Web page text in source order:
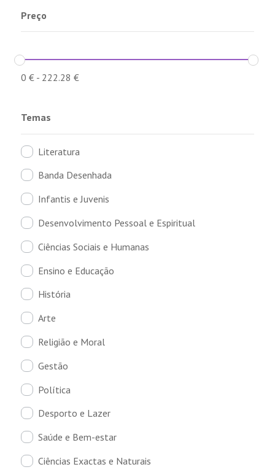
Preço
0 €- 222.28 €
Temas
Literatura
Banda Desenhada
Infantis e Juvenis
Desenvolvimento Pessoal e Espiritual
Ciências Sociais e Humanas
Ensino e Educação
História
Arte
Religião e Moral
Gestão
Política
Desporto e Lazer
Saúde e Bem-estar
Ciências Exactas e Naturais